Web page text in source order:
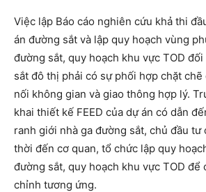
Việc lập Báo cáo nghiên cứu khả thi
án đường sắt và lập quy hoạch vùng
đường sắt, quy hoạch khu vực TOD
sắt đô thị phải có sự phối hợp chặt chẽ
nối không gian và giao thông hợp lý.
khai thiết kế FEED của dự án có dẫn
ranh giới nhà ga đường sắt, chủ đầu tư
thời đến cơ quan, tổ chức lập quy
đường sắt, quy hoạch khu vực TOD để
chỉnh tương ứng.